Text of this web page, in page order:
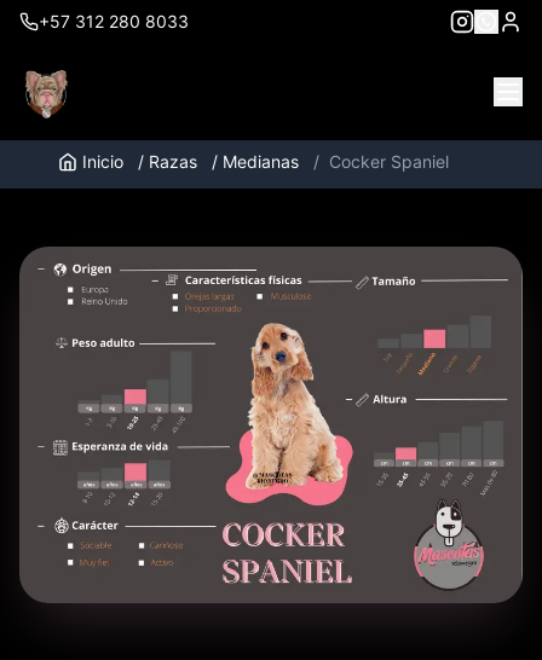
+57 312 280 8033
Inicio / Razas / Medianas / Cocker Spaniel